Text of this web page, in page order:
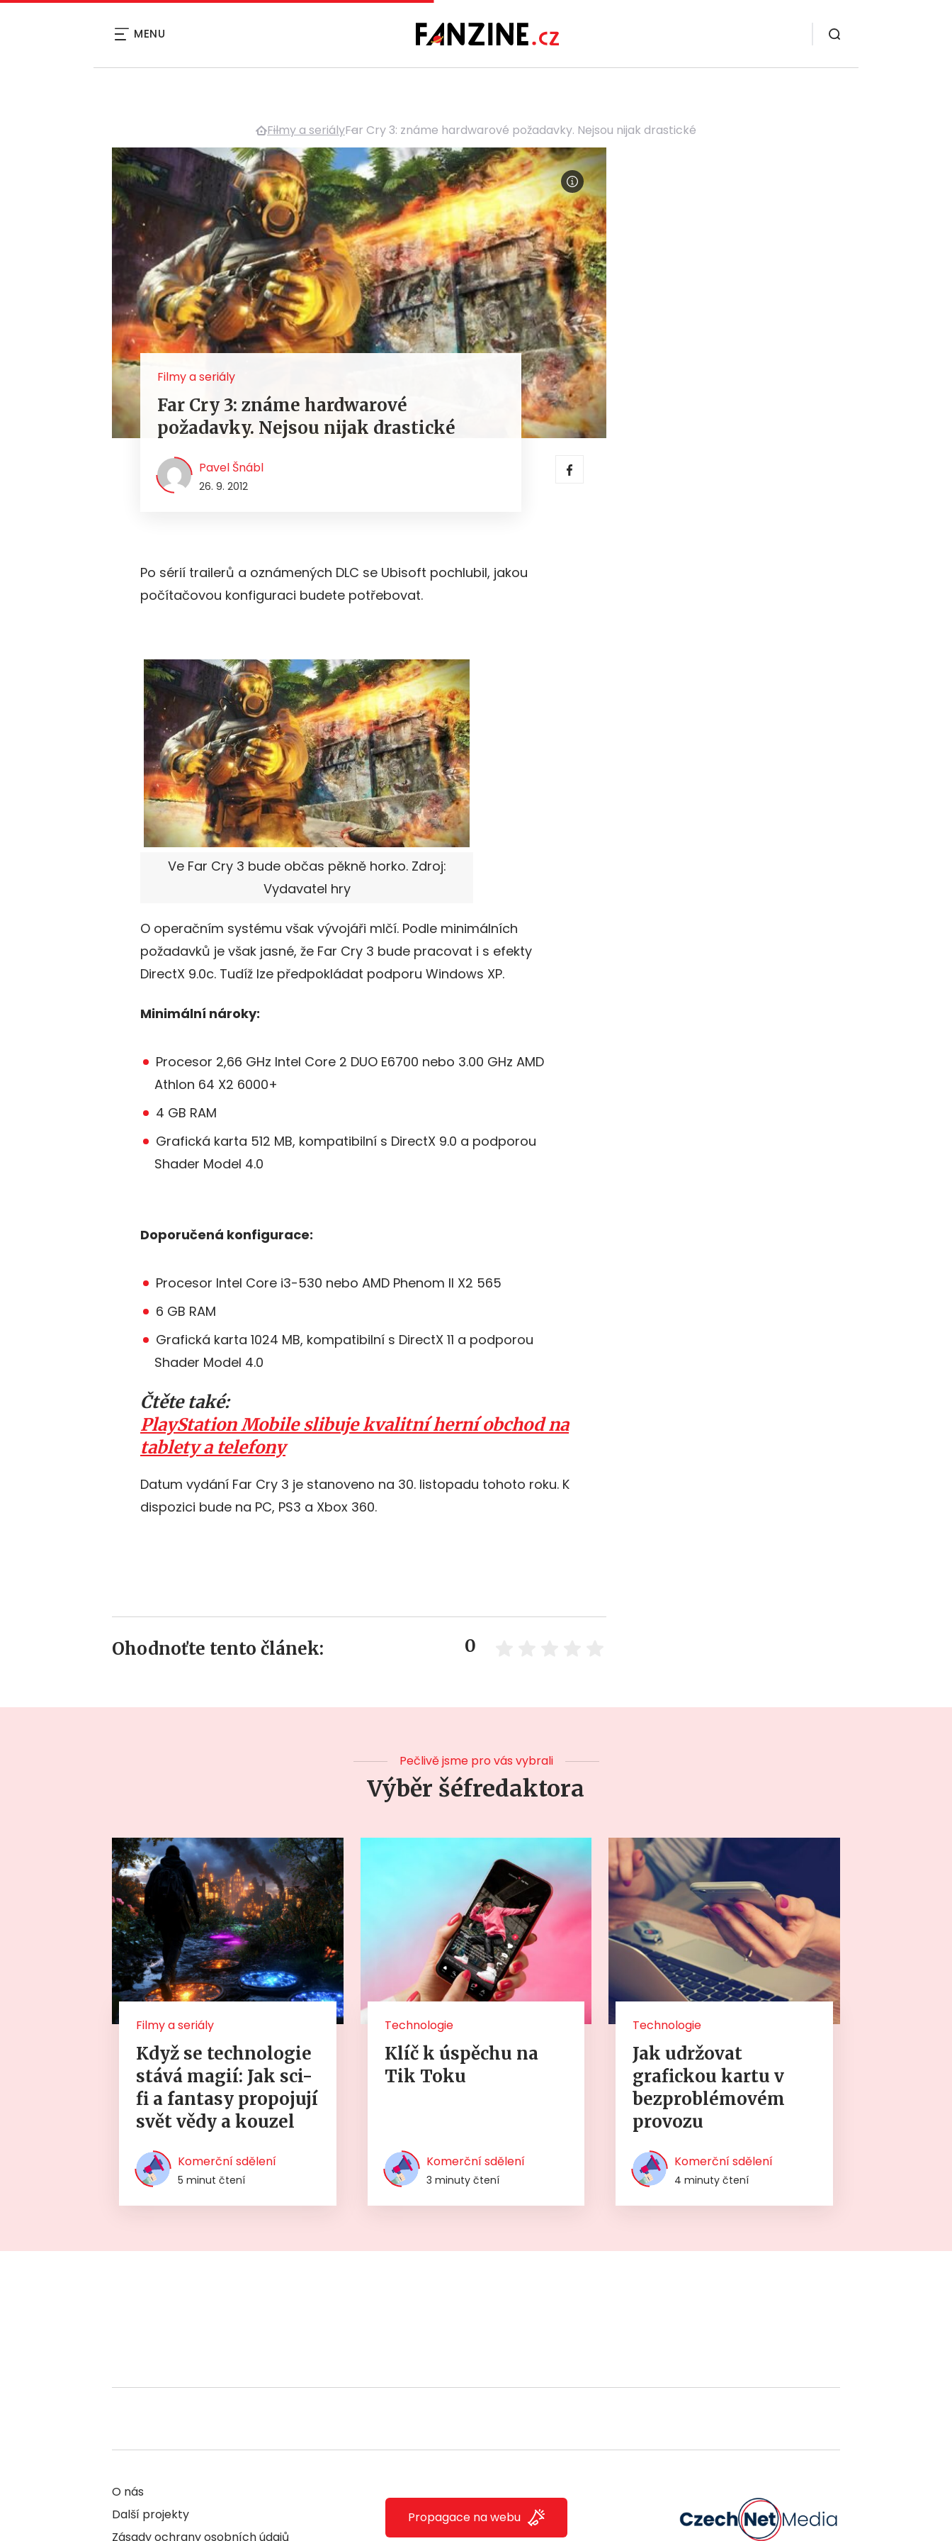
MENU
Filmy a seriályFar Cry 3: známe hardwarové požadavky. Nejsou nijak drastické
Filmy a seriály
Far Cry 3: známe hardwarové
požadavky. Nejsou nijak drastické
Pavel Šnábl
26. 9. 2012
Po sérií trailerů a oznámených DLC se Ubisoft pochlubil, jakou
počítačovou konfiguraci budete potřebovat.
Ve Far Cry 3 bude občas pěkně horko. Zdroj:
Vydavatel hry
O operačním systému však vývojáři mlčí. Podle minimálních
požadavků je však jasné, že Far Cry 3 bude pracovat i s efekty
DirectX 9.0c. Tudíž lze předpokládat podporu Windows XP.
Minimální nároky:
Procesor 2,66 GHz Intel Core 2 DUO E6700 nebo 3.00 GHz AMD
Athlon 64 X2 6000+
4 GB RAM
Grafická karta 512 MB, kompatibilní s DirectX 9.0 a podporou
Shader Model 4.0
Doporučená konfigurace:
Procesor Intel Core i3-530 nebo AMD Phenom II X2 565
6 GB RAM
Grafická karta 1024 MB, kompatibilní s DirectX 11 a podporou
Shader Model 4.0
Čtěte také:
PlayStation Mobile slibuje kvalitní herní obchod na
tablety a telefony
Datum vydání Far Cry 3 je stanoveno na 30. listopadu tohoto roku. K
dispozici bude na PC, PS3 a Xbox 360.
Ohodnoťte tento článek: 0
Pečlivě jsme pro vás vybrali
Výběr šéfredaktora
Filmy a seriály
Když se technologie
stává magií: Jak sci-
fi a fantasy propojují
svět vědy a kouzel
Komerční sdělení
5 minut čtení
Technologie
Klíč k úspěchu na
Tik Toku
Komerční sdělení
3 minuty čtení
Technologie
Jak udržovat
grafickou kartu v
bezproblémovém
provozu
Komerční sdělení
4 minuty čtení
O nás
Další projekty
Zásady ochrany osobních údajů
Propagace na webu